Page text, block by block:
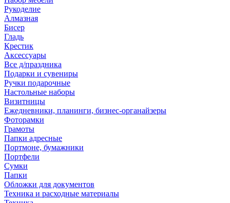
Рукоделие
Алмазная
Бисер
Гладь
Крестик
Аксессуары
Все д/праздника
Подарки и сувениры
Ручки подарочные
Настольные наборы
Визитницы
Ежедневники, планинги, бизнес-органайзеры
Фоторамки
Грамоты
Папки адресные
Портмоне, бумажники
Портфели
Сумки
Папки
Обложки для документов
Техника и расходные материалы